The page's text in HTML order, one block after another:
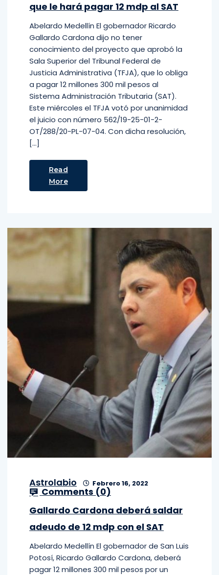
que le hará pagar 12 mdp al SAT
Abelardo Medellín El gobernador Ricardo
Gallardo Cardona dijo no tener
conocimiento del proyecto que aprobó la
Sala Superior del Tribunal Federal de
Justicia Administrativa (TFJA), que lo obliga
a pagar 12 millones 300 mil pesos al
Sistema Administración Tributaria (SAT).
Este miércoles el TFJA votó por unanimidad
el juicio con número 562/19-25-01-2-
OT/288/20-PL-07-04. Con dicha resolución,
[…]
Read
More
Astrolabio Febrero 16, 2022
Comments (0)
Gallardo Cardona deberá saldar
adeudo de 12 mdp con el SAT
Abelardo Medellín El gobernador de San Luis
Potosí, Ricardo Gallardo Cardona, deberá
pagar 12 millones 300 mil pesos por un